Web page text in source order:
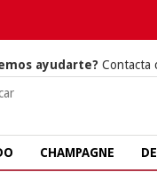
ayudarte? Contacta
CHAMPAGNE